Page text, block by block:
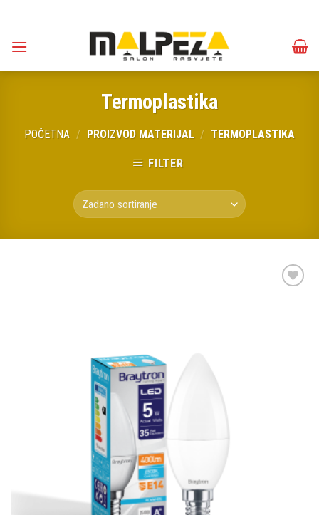
content
Termoplastika
POČETNA / PROIZVOD MATERIJAL / TERMOPLASTIKA
FILTER